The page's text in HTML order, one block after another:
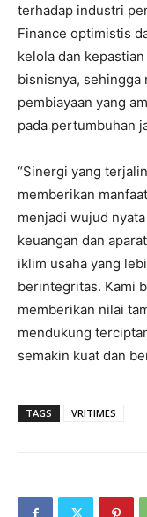
terhadap industri
Finance optimistis
kelola dan
bisnisnya, sehingga
pembiayaan yang
pada pertumbuhan
“Sinergi yang
memberikan
menjadi wujud
keuangan dan
iklim usaha yang
berintegritas. Kami
memberikan nilai
mendukung
semakin kuat dan
TAGS VRITIMES